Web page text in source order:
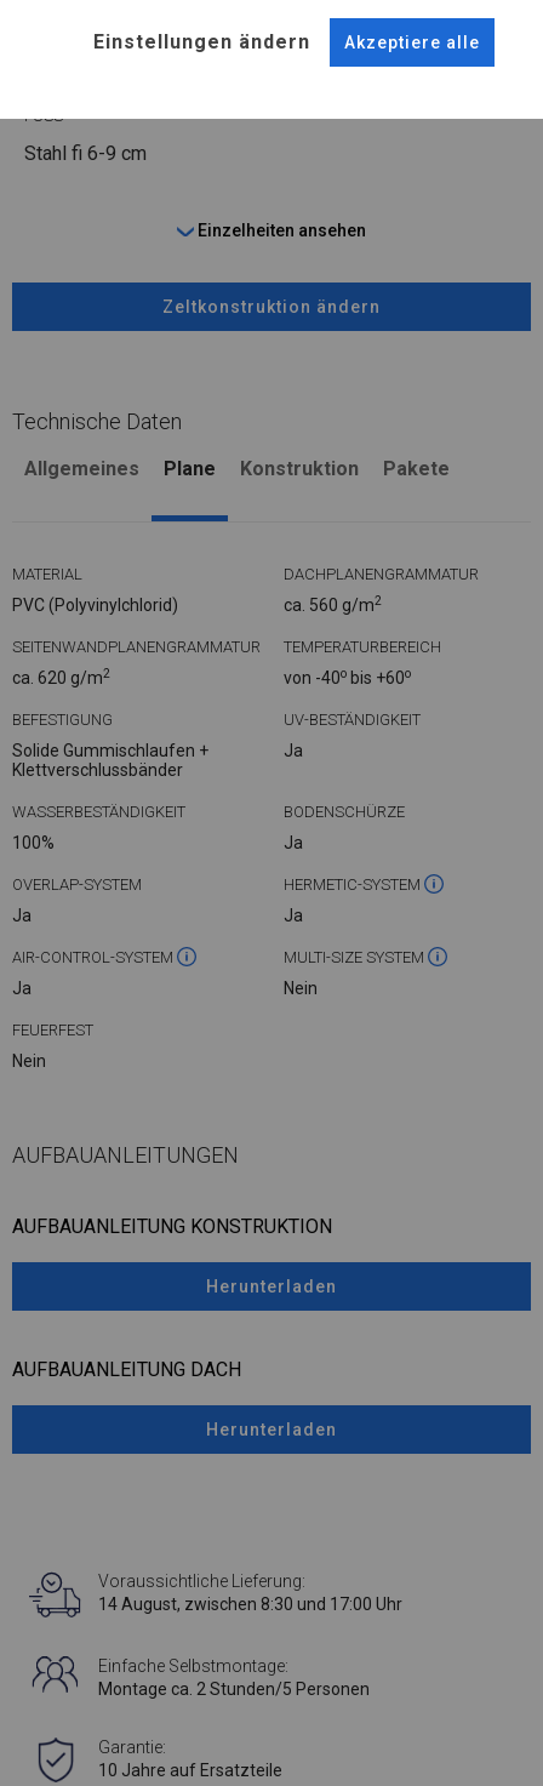
Stahl ca.fi 42 mm
FUSS
Stahl fi 6-9 cm
Einzelheiten ansehen
Zeltkonstruktion ändern
Technische Daten
Allgemeines Plane Konstruktion Pakete
MATERIAL
PVC (Polyvinylchlorid)
DACHPLANENGRAMMATUR
ca. 560 g/m2
SEITENWANDPLANENGRAMMATUR
ca. 620 g/m2
TEMPERATURBEREICH
von -40o bis +60o
BEFESTIGUNG
Solide Gummischlaufen +
Klettverschlussbänder
UV-BESTÄNDIGKEIT
Ja
WASSERBESTÄNDIGKEIT
100%
BODENSCHÜRZE
Ja
OVERLAP-SYSTEM
Ja
HERMETIC-SYSTEM
Ja
AIR-CONTROL-SYSTEM
Ja
MULTI-SIZE SYSTEM
Nein
FEUERFEST
Nein
AUFBAUANLEITUNGEN
AUFBAUANLEITUNG KONSTRUKTION
Herunterladen
AUFBAUANLEITUNG DACH
Herunterladen
Voraussichtliche Lieferung:
14 August, zwischen 8:30 und 17:00 Uhr
Einfache Selbstmontage:
Montage ca. 2 Stunden/5 Personen
Garantie:
10 Jahre auf Ersatzteile
Einstellungen ändern Akzeptiere alle